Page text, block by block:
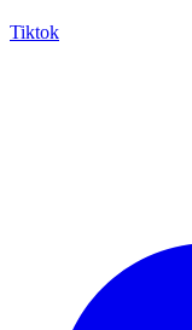
Tiktok